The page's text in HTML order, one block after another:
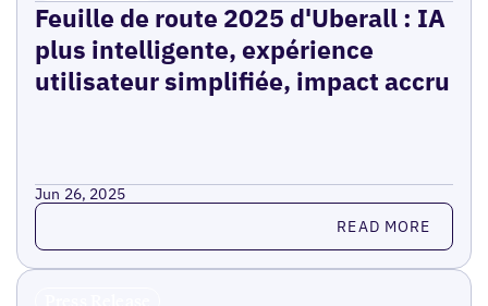
Feuille de route 2025 d'Uberall : IA
plus intelligente, expérience
utilisateur simplifiée, impact accru
Jun 26, 2025
Read more READ MORE